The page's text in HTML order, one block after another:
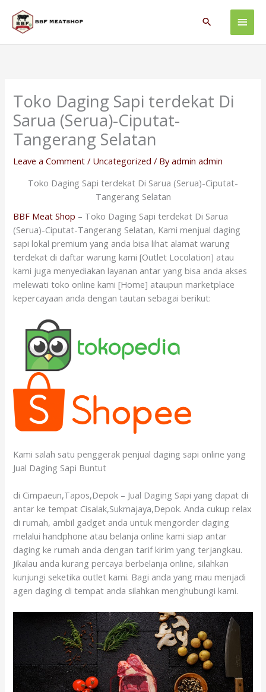
content
Main
Search
Toko Daging Sapi terdekat Di
Sarua (Serua)-Ciputat-
Tangerang Selatan
Leave a Comment / Uncategorized / Byadmin admin
Toko Daging Sapi terdekat Di Sarua (Serua)-Ciputat-
Tangerang Selatan
BBF Meat Shop – Toko Daging Sapi terdekat Di Sarua
(Serua)-Ciputat-Tangerang Selatan, Kami menjual daging
sapi lokal premium yang anda bisa lihat alamat warung
terdekat di daftar warung kami [Outlet Locolation] atau
kami juga menyediakan layanan antar yang bisa anda akses
melewati toko online kami [Home] ataupun marketplace
kepercayaan anda dengan tautan sebagai berikut:
Kami salah satu penggerak penjual daging sapi online yang
Jual Daging Sapi Buntut
di Cimpaeun,Tapos,Depok – Jual Daging Sapi yang dapat di
antar ke tempat Cisalak,Sukmajaya,Depok. Anda cukup relax
di rumah, ambil gadget anda untuk mengorder daging
melalui handphone atau belanja online kami siap antar
daging ke rumah anda dengan tarif kirim yang terjangkau.
Jikalau anda kurang percaya berbelanja online, silahkan
kunjungi seketika outlet kami. Bagi anda yang mau menjadi
agen daging di tempat anda silahkan menghubungi kami.